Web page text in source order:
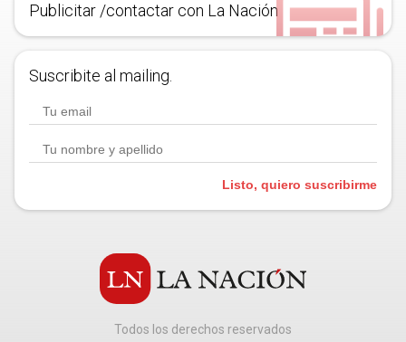
Publicitar /contactar con La Nación
Suscribite al mailing.
Listo, quiero suscribirme
Todos los derechos reservados